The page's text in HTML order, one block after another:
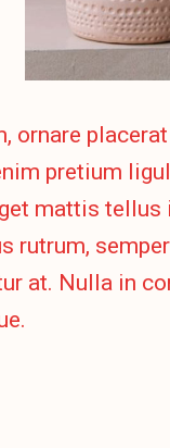
ornare
pretium
mattis tellus
rutrum,
at. Nulla in